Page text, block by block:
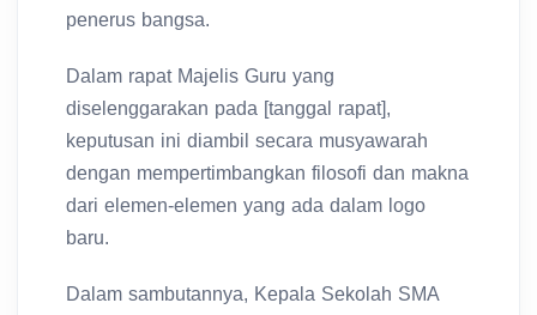
penerus bangsa.
Dalam rapat Majelis Guru yang
diselenggarakan pada [tanggal rapat],
keputusan ini diambil secara musyawarah
dengan mempertimbangkan filosofi dan makna
dari elemen-elemen yang ada dalam logo
baru.
Dalam sambutannya, Kepala Sekolah SMA